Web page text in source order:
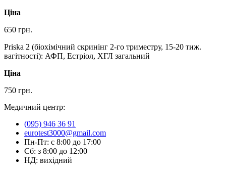
Ціна
650 грн.
Priska 2 (біохімічний скринінг 2-го триместру, 15-20 тиж.
вагітності): АФП, Естріол, ХГЛ загальний
Ціна
750 грн.
Медичний центр:
(095) 946 36 91
eurotest3000@gmail.com
Пн-Пт: с 8:00 до 17:00
Сб: з 8:00 до 12:00
НД: вихідний